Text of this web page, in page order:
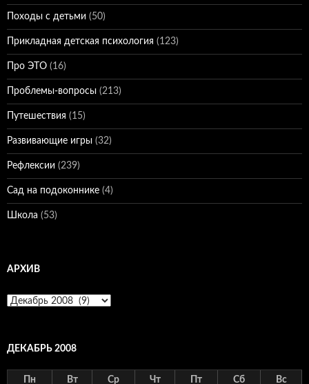
Походы с детьми (50)
Прикладная детская психология (123)
Про ЭТО (16)
Проблемы-вопросы (213)
Путешествия (15)
Развивающие игры (32)
Рефлексии (239)
Сад на подоконнике (4)
Школа (53)
АРХИВ
Архив
ДЕКАБРЬ 2008
Пн Вт Ср Чт Пт Сб Вс